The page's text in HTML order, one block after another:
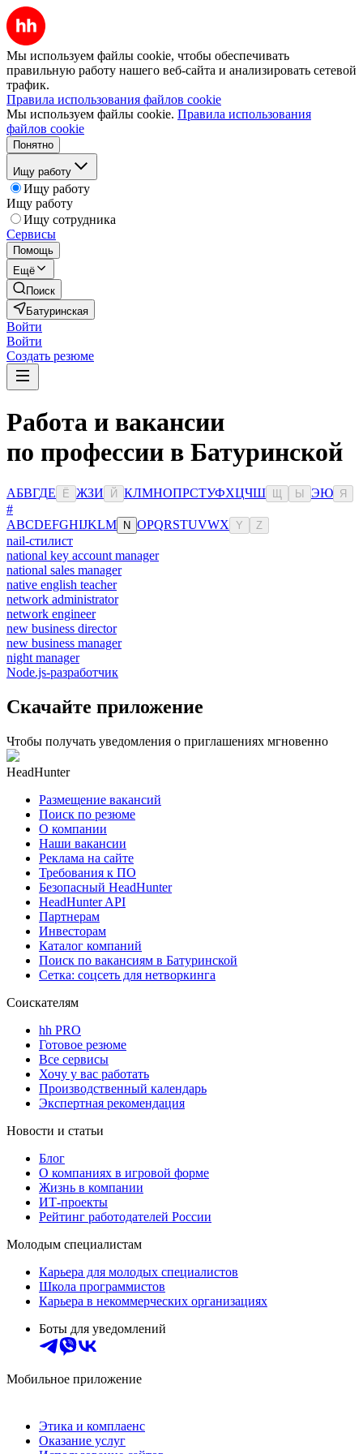
Мы используем файлы cookie, чтобы обеспечивать
правильную работу нашего веб-сайта и анализировать сетевой
трафик.
Правила использования файлов cookie
Мы используем файлы cookie. Правила использования
файлов cookie
Понятно
Ищу работу
Ищу работу
Ищу работу
Ищу сотрудника
Сервисы
Помощь
Ещё
Поиск
Батуринская
Войти
Войти
Создать резюме
Работа и вакансии
по профессии в Батуринской
АБВГДЕ Ё ЖЗИ Й КЛМНОПРСТУФХЦЧШ Ы ЭЮ Я
#
ABCDEFGHIJKLM N OPQRSTUVWX Y Z
nail-стилист
national key account manager
national sales manager
native english teacher
network administrator
network engineer
new business director
new business manager
night manager
Node.js-разработчик
Скачайте приложение
Чтобы получать уведомления о приглашениях мгновенно
HeadHunter
Размещение вакансий
Поиск по резюме
О компании
Наши вакансии
Реклама на сайте
Требования к ПО
Безопасный HeadHunter
HeadHunter API
Партнерам
Инвесторам
Каталог компаний
Поиск по вакансиям в Батуринской
Сетка: соцсеть для нетворкинга
Соискателям
hh PRO
Готовое резюме
Все сервисы
Хочу у вас работать
Производственный календарь
Экспертная рекомендация
Новости и статьи
Блог
О компаниях в игровой форме
Жизнь в компании
ИТ-проекты
Рейтинг работодателей России
Молодым специалистам
Карьера для молодых специалистов
Школа программистов
Карьера в некоммерческих организациях
Боты для уведомлений
Мобильное приложение
Этика и комплаенс
Оказание услуг